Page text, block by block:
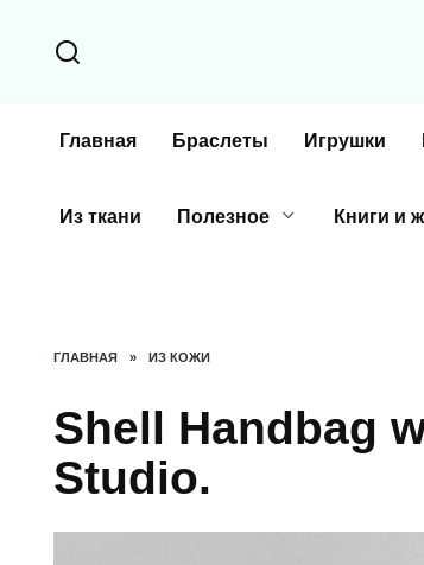
содержанию
Главная Браслеты Игрушки
Из ткани Полезное Книги и
ГЛАВНАЯ » ИЗ КОЖИ
Shell Handbag
Studio.